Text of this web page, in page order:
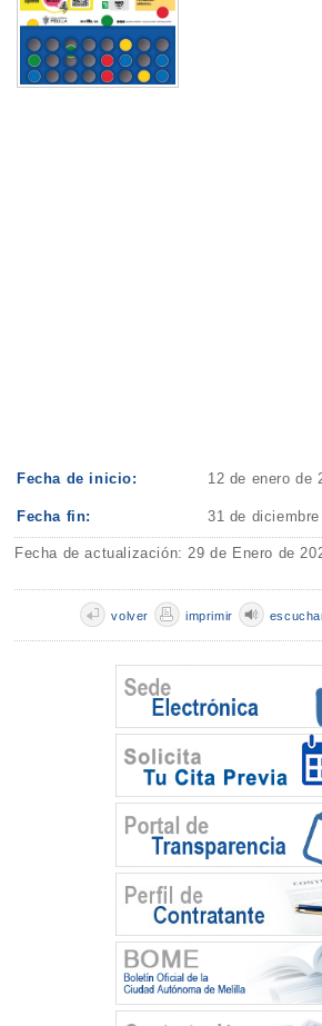
Fecha de inicio: 12 de enero de
Fecha fin: 31 de
Fecha de actualización: 29 de Enero de
imprimir
volver